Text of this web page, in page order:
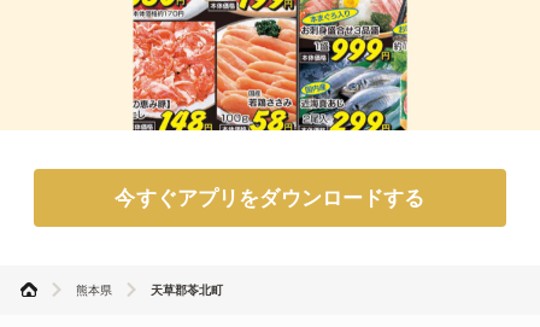
今すぐアプリをダウンロードする
熊本県 天草郡苓北町